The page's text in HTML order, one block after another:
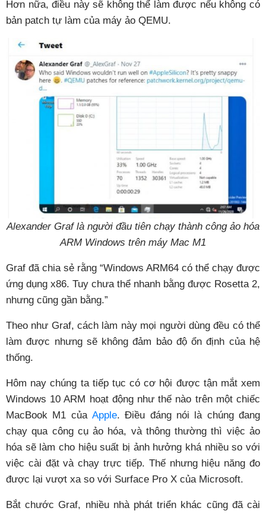
Hơn nữa, điều này sẽ không thể làm được nếu không có
bản patch tự làm của máy ảo QEMU.
Alexander Graf là người đầu tiên chạy thành công ảo hóa
ARM Windows trên máy Mac M1
Graf đã chia sẻ rằng “Windows ARM64 có thể chạy được
ứng dụng x86. Tuy chưa thể nhanh bằng được Rosetta 2,
nhưng cũng gần bằng.”
Theo như Graf, cách làm này mọi người dùng đều có thể
làm được nhưng sẽ không đảm bảo độ ổn định của hệ
thống.
Hôm nay chúng ta tiếp tục có cơ hội được tận mắt xem
Windows 10 ARM hoạt động như thế nào trên một chiếc
MacBook M1 của Apple. Điều đáng nói là chúng đang
chạy qua công cụ ảo hóa, và thông thường thì việc ảo
hóa sẽ làm cho hiệu suất bị ảnh hưởng khá nhiều so với
việc cài đặt và chạy trực tiếp. Thế nhưng hiệu năng đo
được lại vượt xa so với Surface Pro X của Microsoft.
Bắt chước Graf, nhiều nhà phát triển khác cũng đã cài